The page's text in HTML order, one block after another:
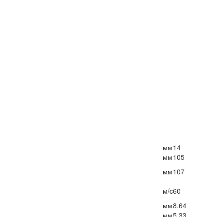
мм14
мм105
мм107
м/c60
мм8.64
мм5.33